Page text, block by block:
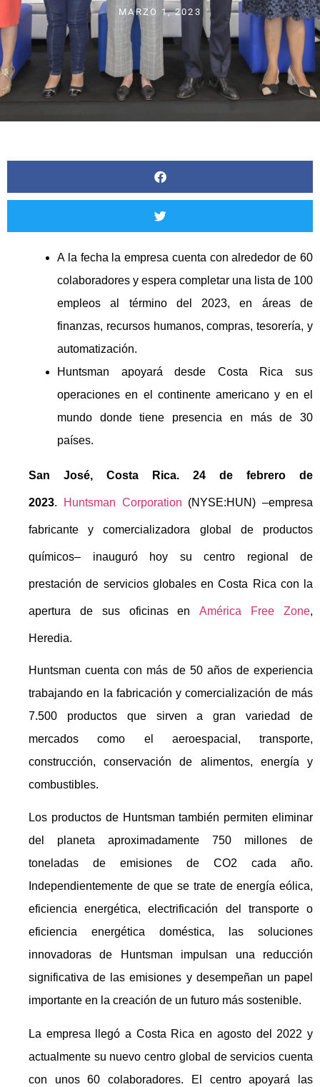
MARZO 1, 2023
A la fecha la empresa cuenta con alrededor de 60
colaboradores y espera completar una lista de 100
empleos al término del 2023, en áreas de
finanzas, recursos humanos, compras, tesorería, y
automatización.
Huntsman apoyará desde Costa Rica sus
operaciones en el continente americano y en el
mundo donde tiene presencia en más de 30
países.
San José, Costa Rica. 24 de febrero de
2023. Huntsman Corporation (NYSE:HUN) –empresa
fabricante y comercializadora global de productos
químicos– inauguró hoy su centro regional de
prestación de servicios globales en Costa Rica con la
apertura de sus oficinas enAmérica Free Zone,
Heredia.
Huntsman cuenta con más de 50 años de experiencia
trabajando en la fabricación y comercialización de más
7.500 productos que sirven a gran variedad de
mercados como el aeroespacial, transporte,
construcción, conservación de alimentos, energía y
combustibles.
Los productos de Huntsman también permiten eliminar
del planeta aproximadamente 750 millones de
toneladas de emisiones de CO2 cada año.
Independientemente de que se trate de energía eólica,
eficiencia energética, electrificación del transporte o
eficiencia energética doméstica, las soluciones
innovadoras de Huntsman impulsan una reducción
significativa de las emisiones y desempeñan un papel
importante en la creación de un futuro más sostenible.
La empresa llegó a Costa Rica en agosto del 2022 y
actualmente su nuevo centro global de servicios cuenta
con unos 60 colaboradores. El centro apoyará las